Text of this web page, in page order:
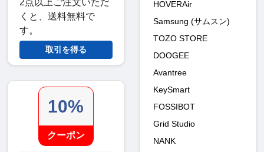
2点以上ご注文いただ
くと、送料無料で
す。
取引を得る
10%
クーポン
HOVERAir
Samsung (サムスン)
TOZO STORE
DOOGEE
Avantree
KeySmart
FOSSIBOT
Grid Studio
NANK